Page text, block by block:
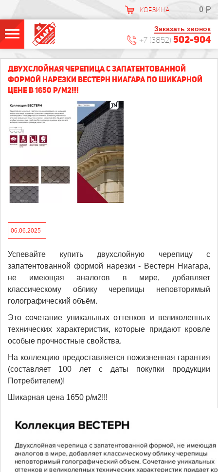
КОРЗИНА 0
Заказать звонок
+7 (3852) 502-904
ДВУХСЛОЙНАЯ ЧЕРЕПИЦА С ЗАПАТЕНТОВАННОЙ
ФОРМОЙ НАРЕЗКИ ВЕСТЕРН НИАГАРА ПО ШИКАРНОЙ
ЦЕНЕ В 1650 Р/М2!!!
06.06.2025
Успевайте купить двухслойную черепицу с
запатентованной формой нарезки - Вестерн Ниагара,
не имеющая аналогов в мире, добавляет
классическому облику черепицы неповторимый
голографический объём.
Это сочетание уникальных оттенков и великолепных
технических характеристик, которые придают кровле
особые прочностные свойства.
На коллекцию предоставляется пожизненная гарантия
(составляет 100 лет с даты покупки продукции
Потребителем)!
Шикарная цена 1650 р/м2!!!